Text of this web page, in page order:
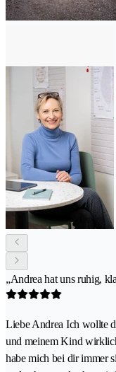
„Andrea hat uns ruhig,
Liebe Andrea Ich wollte
und meinem Kind
habe mich bei dir immer